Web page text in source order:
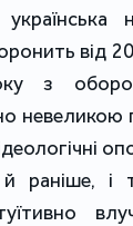
від
з
й раніше, і